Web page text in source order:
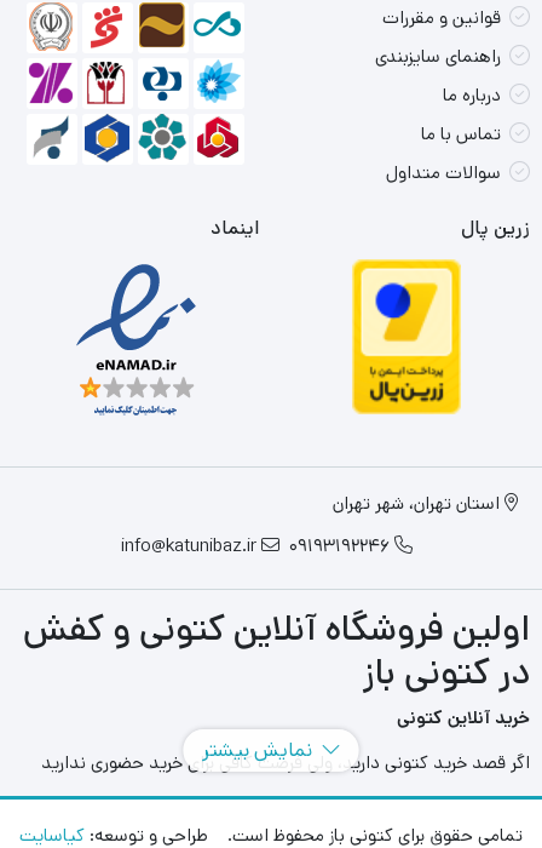
قوانین و مقررات
راهنمای سایزبندی
درباره ما
تماس با ما
سوالات متداول
زرین پال اینماد
استان تهران، شهر تهران
09193192246
info@katunibaz.ir
اولین فروشگاه آنلاین کتونی و کفش
در کتونی باز
خرید آنلاین کتونی
اگر قصد خرید کتونی دارید، ولی فرصت کافی برای خرید حضوری ندارید
آنها را انتخاب کنید و در هر محل و هر زمانی بدون محدودیت مدل های
نمایش بیشتر
تمامی حقوق برای کتونی باز محفوظ است. طراحی و توسعه: کیاسایت